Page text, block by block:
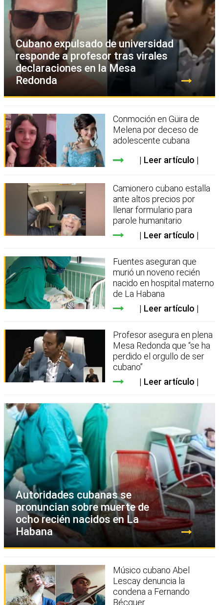
Cubano expulsado de universidad
responde a profesor tras virales
declaraciones en la Mesa
Redonda
Conmoción en Güira de
Melena por deceso de
adolescente cubana
Leer artículo
Camionero cubano estalla
ante altos precios por
llenar formulario para
parole humanitario
Leer artículo
Fuentes aseguran que
murió un noveno recién
nacido en hospital materno
de La Habana
Leer artículo
Profesor asegura en plena
Mesa Redonda que “se ha
perdido el orgullo de ser
cubano”
Leer artículo
Autoridades cubanas se
pronuncian sobre muerte de
ocho recién nacidos en La
Habana
Músico cubano Abel
Lescay denuncia la
condena a Fernando
Bécquer